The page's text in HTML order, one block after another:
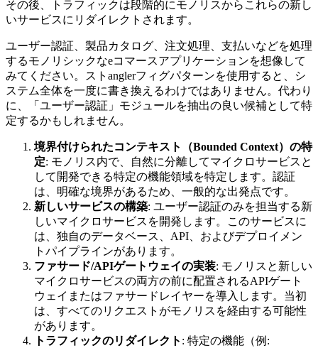
その後、トラフィックは段階的にモノリスからこれらの新し
いサービスにリダイレクトされます。
ユーザー認証、製品カタログ、注文処理、支払いなどを処理
するモノリシックなeコマースアプリケーションを想像して
みてください。ストanglerフィグパターンを使用すると、シ
ステム全体を一度に書き換えるわけではありません。代わり
に、「ユーザー認証」モジュールを抽出の良い候補として特
定するかもしれません。
境界付けられたコンテキスト（Bounded Context）の特
定: モノリス内で、自然に分離してマイクロサービスと
して開発できる特定の機能領域を特定します。認証
は、明確な境界があるため、一般的な出発点です。
新しいサービスの構築: ユーザー認証のみを担当する新
しいマイクロサービスを開発します。このサービスに
は、独自のデータベース、API、およびデプロイメン
トパイプラインがあります。
ファサード/APIゲートウェイの実装: モノリスと新しい
マイクロサービスの両方の前に配置されるAPIゲート
ウェイまたはファサードレイヤーを導入します。当初
は、すべてのリクエストがモノリスを経由する可能性
があります。
トラフィックのリダイレクト : 特定の機能（例: